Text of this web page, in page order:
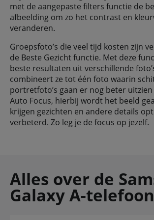
met de aangepaste filters functie de
afbeelding om zo het contrast en
veranderen.
Groepsfoto’s die veel tijd kosten zijn
de Beste Gezicht functie. Met deze
beste resultaten uit verschillende
combineert ze tot één foto waarin
portretfoto’s gaan er nog beter
Auto Focus, hierbij wordt het beeld
krijgen gezichten en andere details
verbeterd. Zo leg je de focus op jezelf.
Alles over de
Galaxy A-